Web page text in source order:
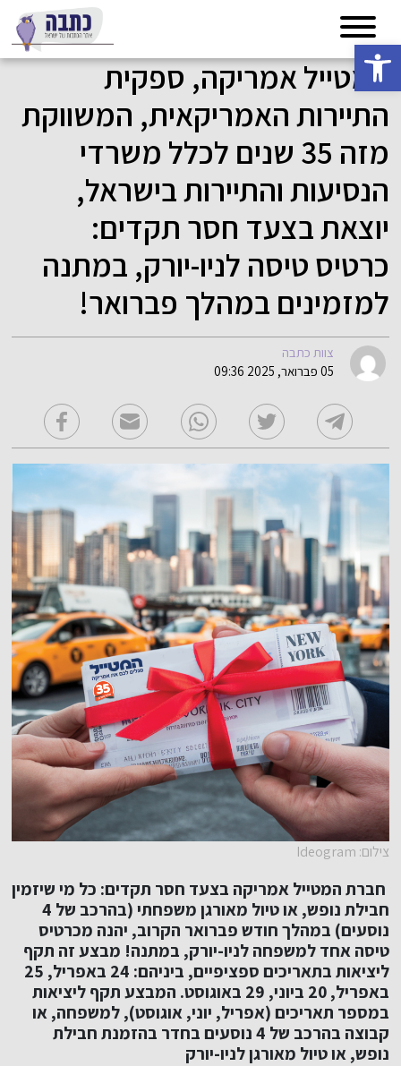
פתח סרגל נגישות
המטייל אמריקה, ספקית
התיירות האמריקאית, המשווקת
מזה 35 שנים לכלל משרדי
הנסיעות והתיירות בישראל,
יוצאת בצעד חסר תקדים:
כרטיס טיסה לניו-יורק, במתנה
למזמינים במהלך פברואר!
צוות כתבה
05 פברואר, 2025 09:36
צילום: Ideogram
חברת המטייל אמריקה בצעד חסר תקדים: כל מי שיזמין
חבילת נופש, או טיול מאורגן משפחתי (בהרכב של 4
נוסעים) במהלך חודש פברואר הקרוב, יהנה מכרטיס
טיסה אחד למשפחה לניו-יורק, במתנה! מבצע זה תקף
ליציאות בתאריכים ספציפיים, ביניהם: 24 באפריל, 25
באפריל, 20 ביוני, 29 באוגוסט. המבצע תקף ליציאות
במספר תאריכים (אפריל, יוני, אוגוסט), למשפחה, או
קבוצה בהרכב של 4 נוסעים בחדר בהזמנת חבילת
נופש, או טיול מאורגן לניו-יורק